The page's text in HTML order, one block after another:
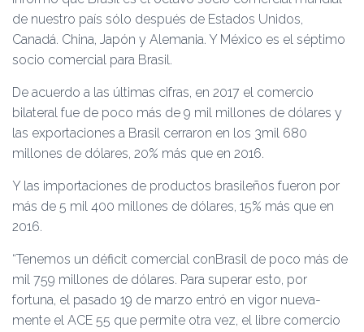
de nuestro país sólo después de Estados Unidos,
Canadá. China, Japón y Alemania. Y México es el séptimo
socio comercial para Brasil.
De acuerdo a las últimas cifras, en 2017 el comercio
bilateral fue de poco más de 9 mil millones de dólares y
las exportaciones a Brasil cerraron en los 3mil 680
millones de dólares, 20% más que en 2016.
Y las importaciones de productos brasileños fueron por
más de 5 mil 400 millones de dólares, 15% más que en
2016.
“Tenemos un déficit comercial conBrasil de poco más de
mil 759 millones de dólares. Para superar esto, por
fortuna, el pasado 19 de marzo entró en vigor nueva-
mente el ACE 55 que permite otra vez, el libre comercio